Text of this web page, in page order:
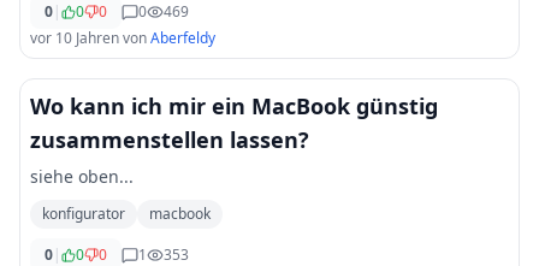
0| 0 0 0
469
vor 10 JahrenvonAberfeldy
Wo kann ich mir ein MacBook günstig
zusammenstellen lassen?
siehe oben...
konfigurator
macbook
0| 0 0 1
353